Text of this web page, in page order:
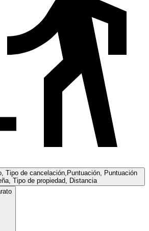
Tipo de cancelación,Puntuación, Puntuación
Tipo de propiedad, Distancia